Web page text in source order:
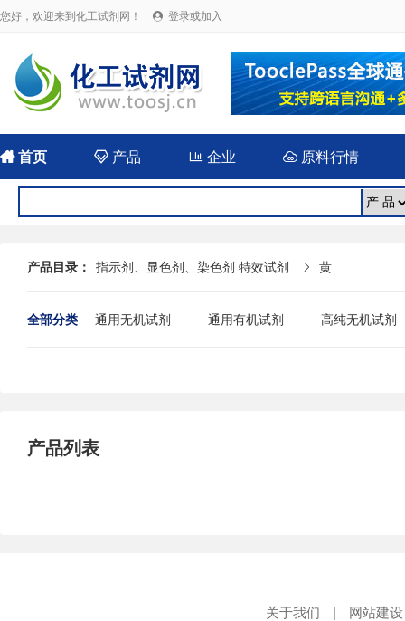
您好，欢迎来到化工试剂网！  登录或加入
首页  产品 企业 原料行情
产品目录： 指示剂、显色剂、染色剂 特效试剂  黄
全部分类 通用无机试剂 通用有机试剂 高纯无机试剂
产品列表
关于我们 | 网站建设